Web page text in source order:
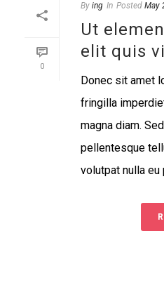
0
By ing In Posted May
Ut
elit quis
Donec sit amet
fringilla
magna diam.
pellentesque
volutpat nulla eu